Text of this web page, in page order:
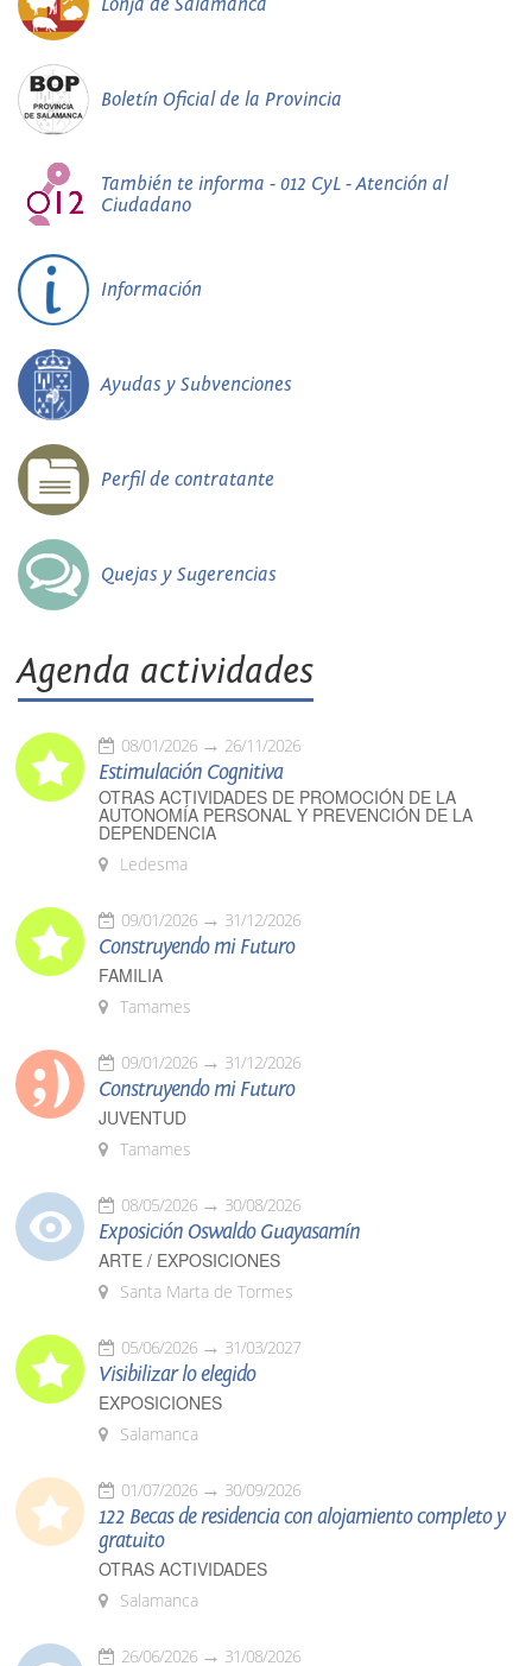
Boletín Oficial de la Provincia
También te informa - 012 CyL - Atención al
Ciudadano
Información
Ayudas y Subvenciones
Perfil de contratante
Quejas y Sugerencias
Agenda actividades
08/01/2026 26/11/2026
Estimulación Cognitiva
OTRAS ACTIVIDADES DE PROMOCIÓN DE LA
AUTONOMÍA PERSONAL Y PREVENCIÓN DE LA
DEPENDENCIA
Ledesma
09/01/2026 31/12/2026
Construyendo mi Futuro
FAMILIA
Tamames
09/01/2026 31/12/2026
Construyendo mi Futuro
JUVENTUD
Tamames
08/05/2026 30/08/2026
Exposición Oswaldo Guayasamín
ARTE / EXPOSICIONES
Santa Marta de Tormes
05/06/2026 31/03/2027
Visibilizar lo elegido
EXPOSICIONES
Salamanca
01/07/2026 30/09/2026
122 Becas de residencia con alojamiento completo y
gratuito
OTRAS ACTIVIDADES
Salamanca
26/06/2026 31/08/2026